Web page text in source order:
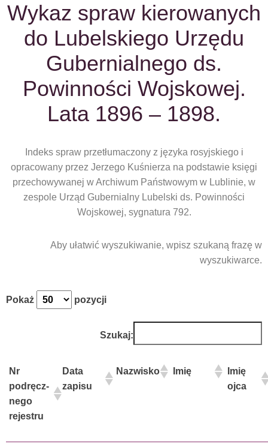
Wykaz spraw kierowanych
do Lubelskiego Urzędu
Gubernialnego ds.
Powinności Wojskowej.
Lata 1896 – 1898.
Indeks spraw przetłumaczony z języka rosyjskiego i
opracowany przez Jerzego Kuśnierza na podstawie księgi
przechowywanej w Archiwum Państwowym w Lublinie, w
zespole Urząd Gubernialny Lubelski ds. Powinności
Wojskowej, sygnatura 792.
Aby ułatwić wyszukiwanie, wpisz szukaną frazę w
wyszukiwarce.
Pokaż pozycji
Szukaj:
Nr
podręcz-
nego
rejestru
Data
zapisu
Nazwisko Imię
Imię
ojca